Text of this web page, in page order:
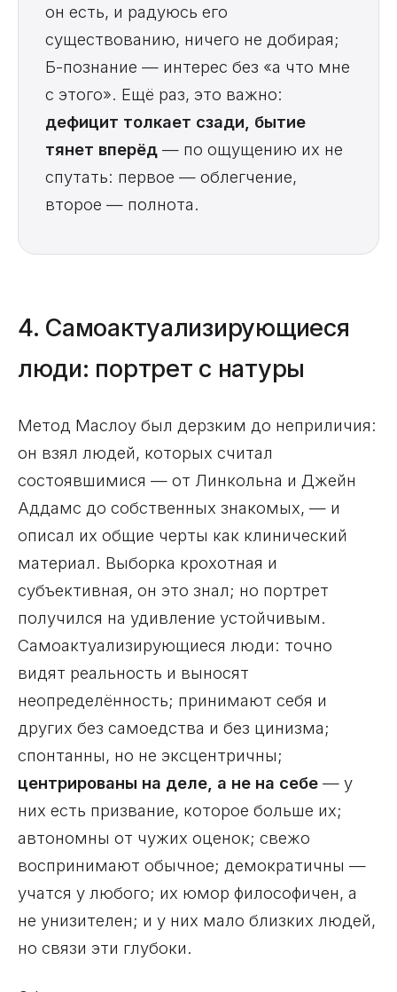
он есть, и радуюсь его
существованию, ничего не добирая;
Б-познание — интерес без «а что мне
с этого». Ещё раз, это важно:
дефицит толкает сзади, бытие
тянет вперёд — по ощущению их не
спутать: первое — облегчение,
второе — полнота.
4. Самоактуализирующиеся
люди: портрет с натуры
Метод Маслоу был дерзким до неприличия:
он взял людей, которых считал
состоявшимися — от Линкольна и Джейн
Аддамс до собственных знакомых, — и
описал их общие черты как клинический
материал. Выборка крохотная и
субъективная, он это знал; но портрет
получился на удивление устойчивым.
Самоактуализирующиеся люди: точно
видят реальность и выносят
неопределённость; принимают себя и
других без самоедства и без цинизма;
спонтанны, но не эксцентричны;
центрированы на деле, а не на себе — у
них есть призвание, которое больше их;
автономны от чужих оценок; свежо
воспринимают обычное; демократичны —
учатся у любого; их юмор философичен, а
не унизителен; и у них мало близких людей,
но связи эти глубоки.